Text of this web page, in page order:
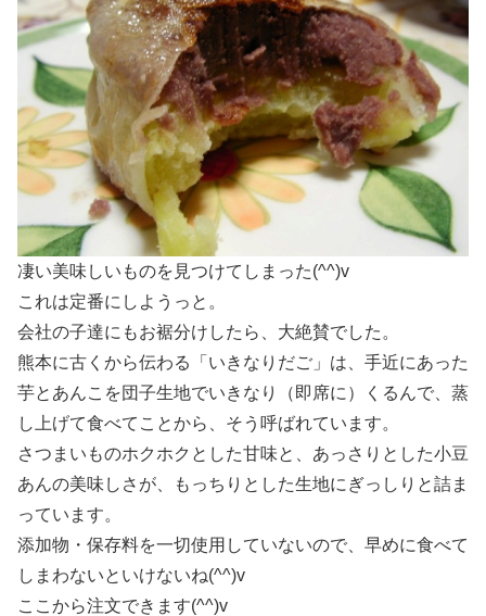
凄い美味しいものを見つけてしまった(^^)v
これは定番にしようっと。
会社の子達にもお裾分けしたら、大絶賛でした。
熊本に古くから伝わる「いきなりだご」は、手近にあった
芋とあんこを団子生地でいきなり（即席に）くるんで、蒸
し上げて食べてことから、そう呼ばれています。
さつまいものホクホクとした甘味と、あっさりとした小豆
あんの美味しさが、もっちりとした生地にぎっしりと詰ま
っています。
添加物・保存料を一切使用していないので、早めに食べて
しまわないといけないね(^^)v
ここから注文できます(^^)v